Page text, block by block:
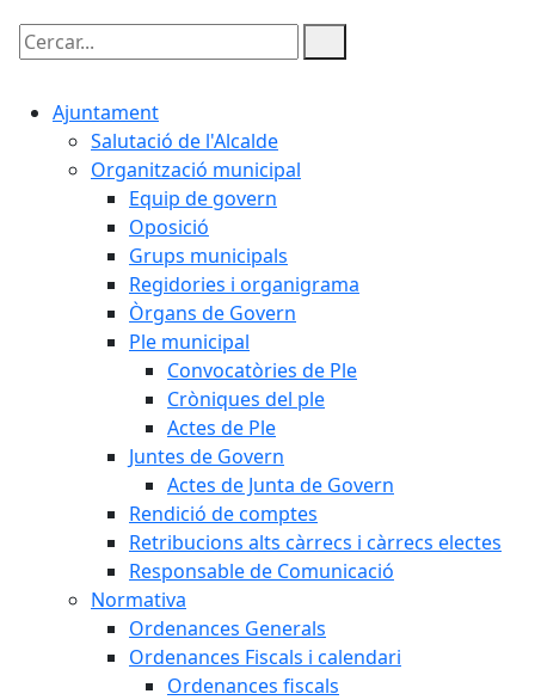
Cercar:
Ajuntament
Salutació de l'Alcalde
Organització municipal
Equip de govern
Oposició
Grups municipals
Regidories i organigrama
Òrgans de Govern
Ple municipal
Convocatòries de Ple
Cròniques del ple
Actes de Ple
Juntes de Govern
Actes de Junta de Govern
Rendició de comptes
Retribucions alts càrrecs i càrrecs electes
Responsable de Comunicació
Normativa
Ordenances Generals
Ordenances Fiscals i calendari
Ordenances fiscals